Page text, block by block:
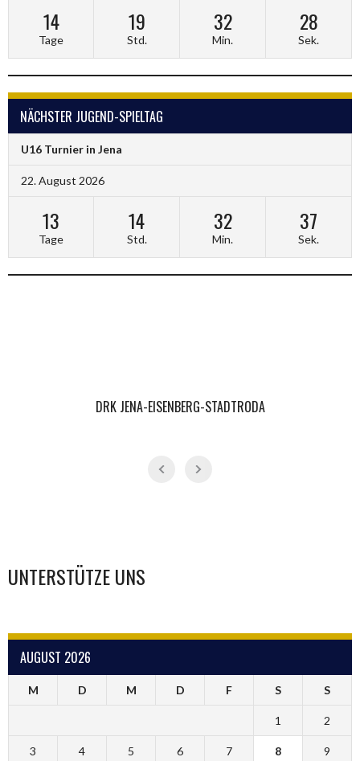
14
Tage
19
Std.
32
Min.
27
Sek.
NÄCHSTER JUGEND-SPIELTAG
U16 Turnier in Jena
22. August 2026
13
Tage
14
Std.
32
Min.
36
Sek.
DRK JENA-EISENBERG-STADTRODA
UNTERSTÜTZE UNS
AUGUST 2026
M D M D F S S
1 2
3 4 5 6 7 8 9